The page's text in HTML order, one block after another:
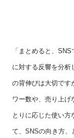
「まとめると、 SNS
に対する反響を分析
の背伸びは大切です
ワー数や、売り上げ
とりに応じた使い
て、 SNSの向き方、